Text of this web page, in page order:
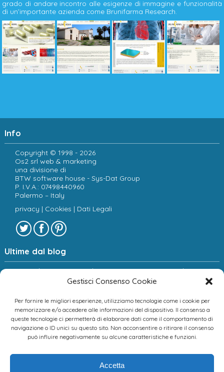
Gestisci Consenso Cookie
Per fornire le migliori esperienze, utilizziamo tecnologie come i cookie per
memorizzare e/o accedere alle informazioni del dispositivo. Il consenso a
queste tecnologie ci permetterà di elaborare dati come il comportamento di
navigazione o ID unici su questo sito. Non acconsentire o ritirare il consenso
può influire negativamente su alcune caratteristiche e funzioni.
Accetta
grado di andare incontro alle esigenze di immagine e funzionalità
di un’importante azienda come Brunifarma Research.
Info
Copyright © 1998 - 2026
Os2 srl web & marketing
una divisione di
BTW software house - Sys-Dat Group
P. I.V.A.: 07498440960
Palermo – Italy
privacy | Cookies | Dati Legali
Ultime dal blog
Sociologia e new media: verso una spiegazione dei
fenomeni digitali.
Ecommerce: come funziona l’interfacciamento tra sito
e gestionale
Scopri chi ci ha scelto!
e per i quali ha curato la comunicazione, l'immagine, il